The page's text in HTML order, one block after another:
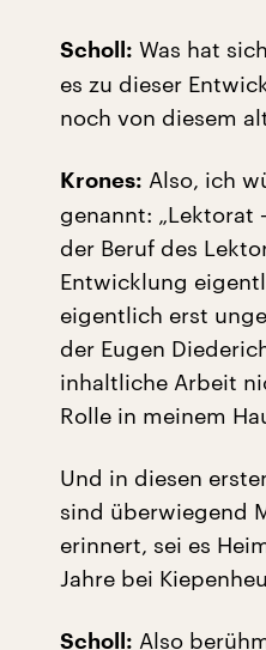
Scholl: Was hat
es zu dieser
noch von diesem
Krones: Also, ich
genannt: „Lektorat
der Beruf des
Entwicklung
eigentlich erst
der Eugen
inhaltliche Arbeit
Rolle in meinem
Und in diesen
sind überwiegend
erinnert, sei es
Jahre bei
Scholl: Also